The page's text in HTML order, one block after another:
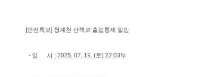
[안전특보] 청계천 산책로 출입통제 알림
- 일 시 : 2025. 07. 19. (토) 22:03부